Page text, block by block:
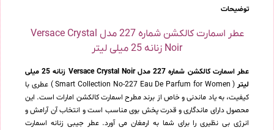
توضیحات
عطر اسمارت کالکشن شماره 227 مدل Versace Crystal
Noir زنانه 25 میلی لیتر
عطر اسمارت کالکشن شماره 227 مدل Versace Crystal Noir زنانه 25 میلی
لیتر
( Smart Collection No-227 Eau De Parfum for Women ) عطری با
کیفیت، به یاد ماندنی و خاص از برند مطرح اسمارت کالکشن امارات است. این
محصول دارای ماندگاری و قدرت پخش بوی مناسب است و انتخاب آن آرامش و
انرژی بی نظیری را برای شما به ارمغان می آورد. عطر جیبی زنانه اسمارت